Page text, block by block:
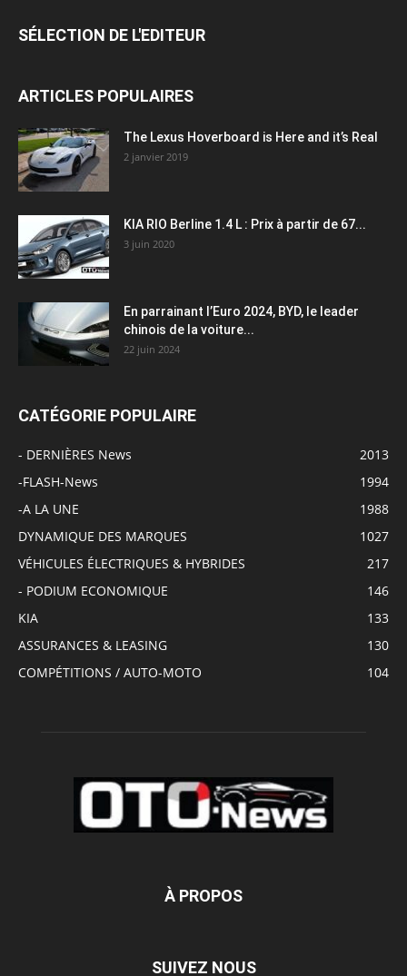
SÉLECTION DE L'EDITEUR
ARTICLES POPULAIRES
The Lexus Hoverboard is Here and it’s Real
2 janvier 2019
KIA RIO Berline 1.4 L : Prix à partir de 67...
3 juin 2020
En parrainant l’Euro 2024, BYD, le leader
chinois de la voiture...
22 juin 2024
CATÉGORIE POPULAIRE
- DERNIÈRES News
2013
-FLASH-News
1994
-A LA UNE
1988
DYNAMIQUE DES MARQUES
1027
VÉHICULES ÉLECTRIQUES & HYBRIDES
217
- PODIUM ECONOMIQUE
146
KIA
133
ASSURANCES & LEASING
130
COMPÉTITIONS / AUTO-MOTO
104
À PROPOS
SUIVEZ NOUS